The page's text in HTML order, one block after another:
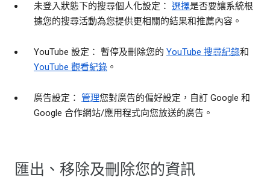
未登入狀態下的搜尋個人化設定： 選擇是否要讓系統根
據您的搜尋活動為您提供更相關的結果和推薦內容。
YouTube 設定： 暫停及刪除您的 YouTube 搜尋紀錄和
YouTube 觀看紀錄 。
廣告設定： 管理您對廣告的偏好設定，自訂 Google 和
Google 合作網站/應用程式向您放送的廣告。
匯出、移除及刪除您的資訊